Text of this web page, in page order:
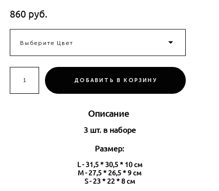
860 pуб.
Выберите Цвет
ДОБАВИТЬ В КОРЗИНУ
Описание
3 шт. в наборе
Размер:
L - 31,5 * 30,5 * 10 см
M - 27,5 * 26,5 * 9 см
S - 23 * 22 * 8 см